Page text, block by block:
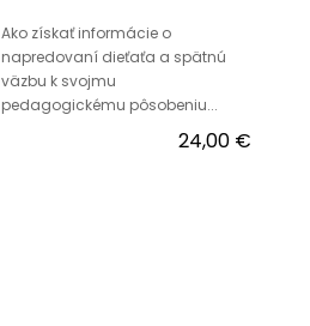
Ako získať informácie o
napredovaní dieťaťa a spätnú
väzbu k svojmu
pedagogickému pôsobeniu...
24,00 €